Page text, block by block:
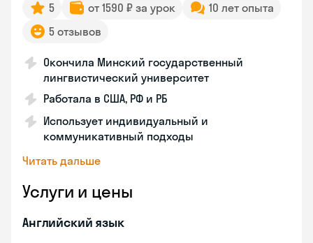
5 от 1590 ₽ за урок
10 лет опыта
5 отзывов
Окончила Минский государственный
лингвистический университет
Работала в США, РФ и РБ
Использует индивидуальный и
коммуникативный подходы
Читать дальше
Услуги и цены
Английский язык